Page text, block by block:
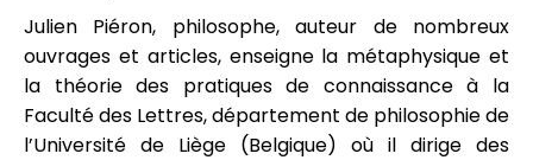
Julien Piéron, philosophe, auteur de nombreux
ouvrages et articles, enseigne la métaphysique et
la théorie des pratiques de connaissance à la
Faculté des Lettres, département de philosophie de
l’Université de Liège (Belgique) où il dirige des